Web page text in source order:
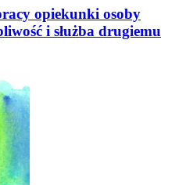
opiekunki osoby
i służba drugiemu